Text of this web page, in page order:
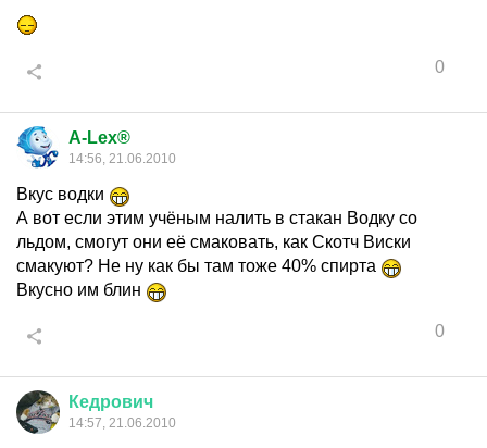
0
A-Lex®
14:56, 21.06.2010
Вкус водки
А вот если этим учёным налить в стакан Водку со
льдом, смогут они её смаковать, как Скотч Виски
смакуют? Не ну как бы там тоже 40% спирта
Вкусно им блин
0
Кедрович
14:57, 21.06.2010